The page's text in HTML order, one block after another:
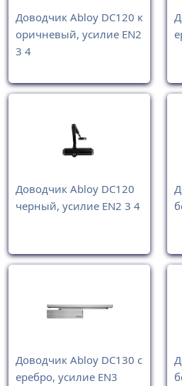
Доводчик Abloy DC120 к
оричневый, усилие EN2
3 4
Доводчик Abloy DC120
черный, усилие EN2 3 4
Доводчик Abloy DC130 с
еребро, усилие EN3